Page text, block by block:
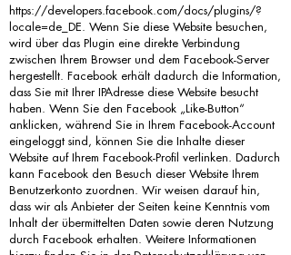
https://developers.facebook.com/docs/plugins/?
locale=de_DE. Wenn Sie diese Website besuchen,
wird über das Plugin eine direkte Verbindung
zwischen Ihrem Browser und dem Facebook-Server
hergestellt. Facebook erhält dadurch die Information,
dass Sie mit Ihrer IPAdresse diese Website besucht
haben. Wenn Sie den Facebook „Like-Button“
anklicken, während Sie in Ihrem Facebook-Account
eingeloggt sind, können Sie die Inhalte dieser
Website auf Ihrem Facebook-Profil verlinken. Dadurch
kann Facebook den Besuch dieser Website Ihrem
Benutzerkonto zuordnen. Wir weisen darauf hin,
dass wir als Anbieter der Seiten keine Kenntnis vom
Inhalt der übermittelten Daten sowie deren Nutzung
durch Facebook erhalten. Weitere Informationen